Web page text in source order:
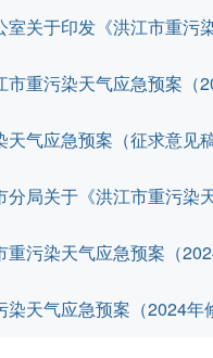
室关于印发《洪江市重污
市重污染天气应急预案（
天气应急预案（征求意见
分局关于《洪江市重污染
重污染天气应急预案（
天气应急预案（2024年